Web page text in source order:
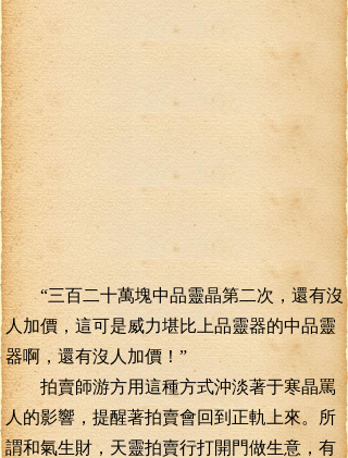
“三百二十萬塊中品靈晶第二次，還有沒
人加價，這可是威力堪比上品靈器的中品靈
器啊，還有沒人加價！”
拍賣師游方用這種方式沖淡著于寒晶罵
人的影響，提醒著拍賣會回到正軌上來。所
謂和氣生財，天靈拍賣行打開門做生意，有